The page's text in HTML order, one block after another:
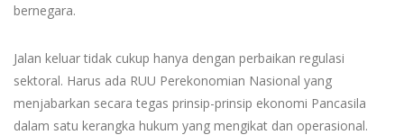
bernegara.
Jalan keluar tidak cukup hanya dengan perbaikan regulasi
sektoral. Harus ada RUU Perekonomian Nasional yang
menjabarkan secara tegas prinsip-prinsip ekonomi Pancasila
dalam satu kerangka hukum yang mengikat dan operasional.